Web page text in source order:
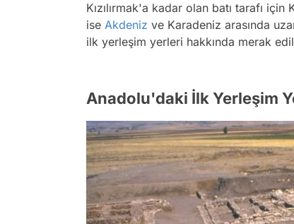
Kızılırmak'a kadar olan batı tarafı
ise Akdeniz ve Karadeniz arasında
ilk yerleşim yerleri hakkında merak
Anadolu'daki İlk Yerleşim